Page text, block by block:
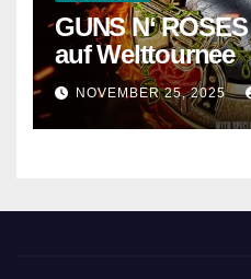
GUNS N‘
auf Welttournee
NOVEMBER 25, 2025